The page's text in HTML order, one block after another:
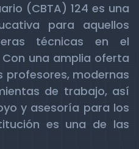
(CBTA) 124 es una
para aquellos
técnicas en el
una amplia oferta
profesores, modernas
de trabajo, así
y asesoría para los
es una de las